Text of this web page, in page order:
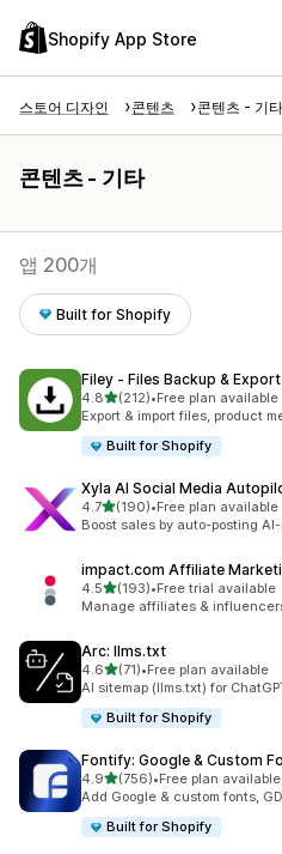
Shopify App Store
스토어 디자인 콘텐츠 콘텐츠 - 기타
콘텐츠 - 기타
앱 200개
Built for Shopify
Filey ‑ Files Backup & Export
4.8별 5개 중
(212)
총 리뷰 212개
•Free plan available
Export & import files, product
Built for Shopify
Xyla AI Social Media
4.7별 5개 중
(190)
총 리뷰 190개
•Free plan available
Boost sales by auto-posting
impact.com Affiliate
4.5별 5개 중
(193)
총 리뷰 193개
•Free trial available
Manage affiliates &
Arc: llms.txt
4.6별 5개 중
(71)
총 리뷰 71개
•Free plan available
AI sitemap (llms.txt) for
Built for Shopify
Fontify: Google & Custom
4.9별 5개 중
(756)
총 리뷰 756개
•Free plan available
Add Google & custom fonts,
Built for Shopify